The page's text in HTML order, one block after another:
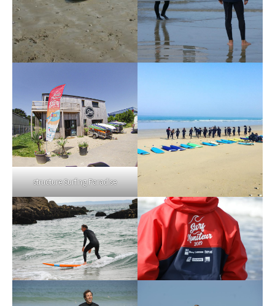
structure Surfing Paradise